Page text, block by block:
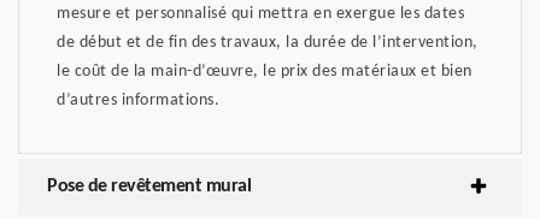
mesure et personnalisé qui mettra en exergue les dates
de début et de fin des travaux, la durée de l’intervention,
le coût de la main-d’œuvre, le prix des matériaux et bien
d’autres informations.
Pose de revêtement mural